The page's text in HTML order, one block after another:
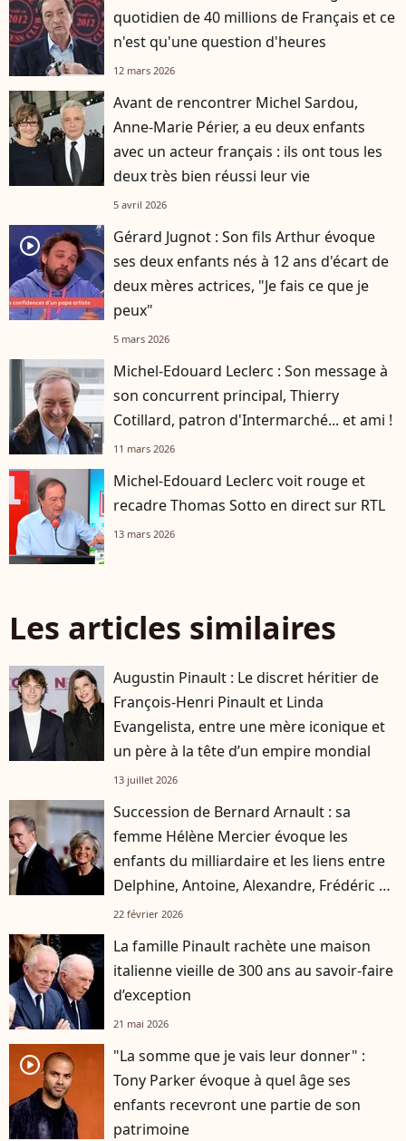
quotidien de 40 millions de Français et ce
n'est qu'une question d'heures
12 mars 2026
Avant de rencontrer Michel Sardou,
Anne-Marie Périer, a eu deux enfants
avec un acteur français : ils ont tous les
deux très bien réussi leur vie
5 avril 2026
player2
Gérard Jugnot : Son fils Arthur évoque
ses deux enfants nés à 12 ans d'écart de
deux mères actrices, "Je fais ce que je
peux"
5 mars 2026
Michel-Edouard Leclerc : Son message à
son concurrent principal, Thierry
Cotillard, patron d'Intermarché... et ami !
11 mars 2026
Michel-Edouard Leclerc voit rouge et
recadre Thomas Sotto en direct sur RTL
13 mars 2026
Les articles similaires
Augustin Pinault : Le discret héritier de
François-Henri Pinault et Linda
Evangelista, entre une mère iconique et
un père à la tête d’un empire mondial
13 juillet 2026
Succession de Bernard Arnault : sa
femme Hélène Mercier évoque les
enfants du milliardaire et les liens entre
Delphine, Antoine, Alexandre, Frédéric et
Jean
22 février 2026
La famille Pinault rachète une maison
italienne vieille de 300 ans au savoir-faire
d’exception
21 mai 2026
player2
"La somme que je vais leur donner" :
Tony Parker évoque à quel âge ses
enfants recevront une partie de son
patrimoine